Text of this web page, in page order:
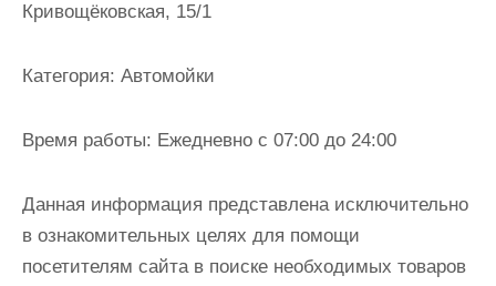
Кривощёковская, 15/1
Категория: Автомойки
Время работы: Ежедневно с 07:00 до 24:00
Данная информация представлена исключительно
в ознакомительных целях для помощи
посетителям сайта в поиске необходимых товаров